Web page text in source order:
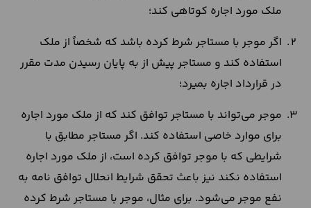
ملک مورد اجاره کوتاهی کند؛
اگر موجر با مستاجر شرط کرده باشد که شخصاً از ملک
استفاده کند و مستاجر پیش از به پایان رسیدن مدت مقرر
در قرارداد اجاره بمیرد؛
موجر می‌تواند با مستاجر توافق کند که از ملک مورد اجاره
برای موارد خاصی استفاده کند. اگر مستاجر مطابق با
شرایطی که با موجر توافق کرده است، از ملک مورد اجاره
استفاده نکند نیز باعث تحقق شرایط انحلال توافق نامه به
نفع موجر می‌شود. برای مثال، موجر با مستاجر شرط کرده